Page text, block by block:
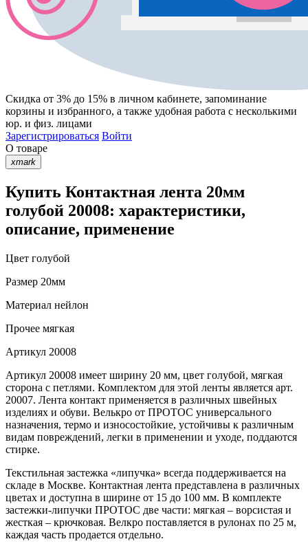
Скидка от 3% до 15% в личном кабинете, запоминание
корзины и избранного, а также удобная работа с несколькими
юр. и физ. лицами
Зарегистрироваться Войти
О товаре
xmark
Купить Контактная лента 20мм
голубой 20008: характеристики,
описание, применение
Цвет голубой
Размер 20мм
Материал нейлон
Прочее мягкая
Артикул 20008
Артикул 20008 имеет ширину 20 мм, цвет голубой, мягкая
сторона с петлями. Комплектом для этой ленты является арт.
20007. Лента контакт применяется в различных швейных
изделиях и обуви. Велькро от ПРОТОС универсального
назначения, термо и износостойкие, устойчивы к различным
видам повреждений, легки в применении и уходе, поддаются
стирке.
Текстильная застежка «липучка» всегда поддерживается на
складе в Москве. Контактная лента представлена в различных
цветах и доступна в ширине от 15 до 100 мм. В комплекте
застежки-липучки ПРОТОС две части: мягкая – ворсистая и
жесткая – крючковая. Велкро поставляется в рулонах по 25 м,
каждая часть продается отдельно.